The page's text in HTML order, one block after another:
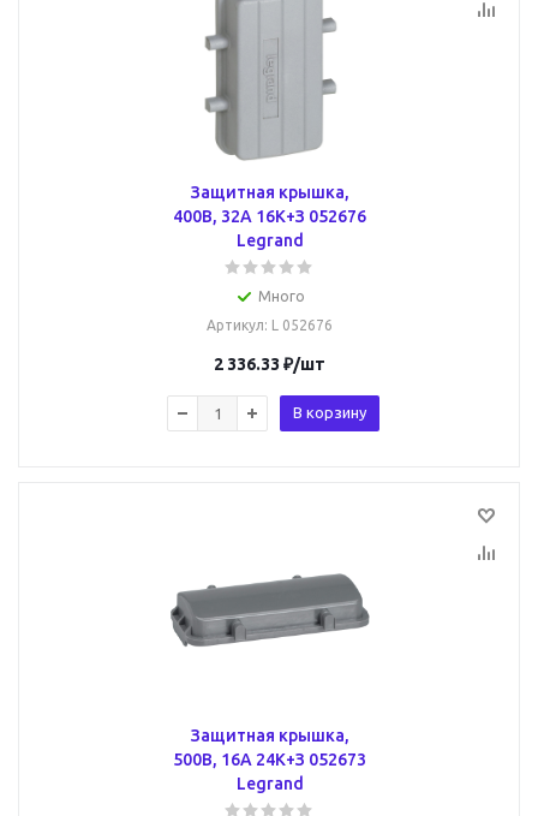
Защитная крышка,
400В, 32А 16К+З 052676
Legrand
Много
Артикул: L 052676
2 336.33 ₽/шт
В корзину
Защитная крышка,
500В, 16А 24К+З 052673
Legrand